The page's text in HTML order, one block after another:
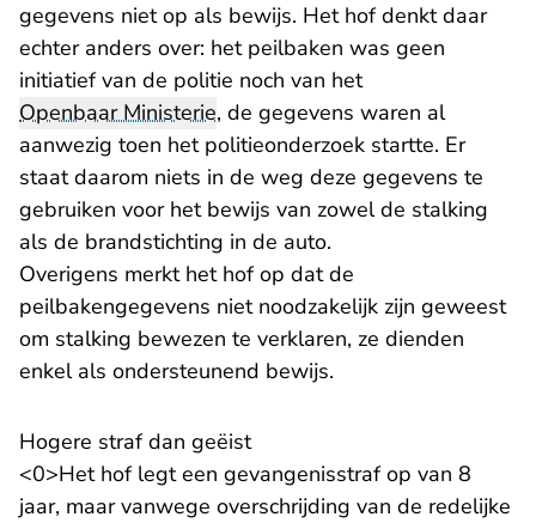
gegevens niet op als bewijs. Het hof denkt daar
echter anders over: het peilbaken was geen
initiatief van de politie noch van het
Openbaar Ministerie, de gegevens waren al
aanwezig toen het politieonderzoek startte. Er
staat daarom niets in de weg deze gegevens te
gebruiken voor het bewijs van zowel de stalking
als de brandstichting in de auto.
Overigens merkt het hof op dat de
peilbakengegevens niet noodzakelijk zijn geweest
om stalking bewezen te verklaren, ze dienden
enkel als ondersteunend bewijs.
Hogere straf dan geëist
<0>Het hof legt een gevangenisstraf op van 8
jaar, maar vanwege overschrijding van de redelijke